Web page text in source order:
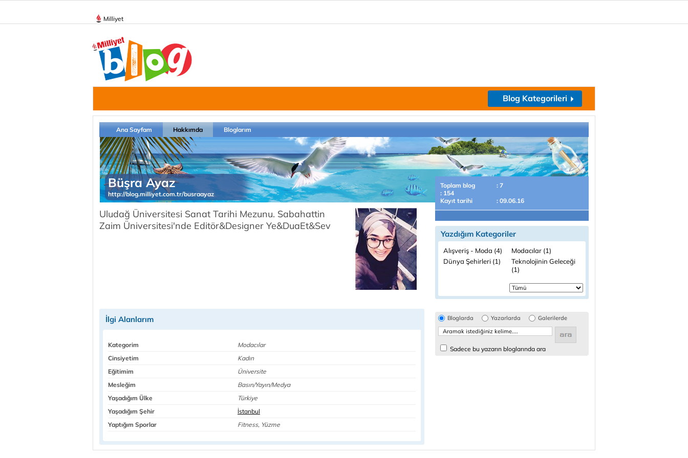
Milliyet
Blog Kategorileri
Ana Sayfam Hakkımda Bloglarım
Büşra Ayaz
http://blog.milliyet.com.tr/busraayaz
Uludağ Üniversitesi Sanat Tarihi Mezunu. Sabahattin
Zaim Üniversitesi'nde Editör&Designer Ye&DuaEt&Sev
İlgi Alanlarım
Kategorim
Modacılar
Cinsiyetim
Kadın
Eğitimim
Üniversite
Mesleğim
Basın/Yayın/Medya
Yaşadığım Ülke
Türkiye
Yaşadığım Şehir
İstanbul
Yaptığım Sporlar
Fitness, Yüzme
Toplam blog
: 7
: 154
Kayıt tarihi
: 09.06.16
Yazdığım Kategoriler
Alışveriş - Moda (4)
Modacılar (1)
Dünya Şehirleri (1)
Teknolojinin Geleceği
(1)
Bloglarda Yazarlarda Galerilerde
Sadece bu yazarın bloglarında ara